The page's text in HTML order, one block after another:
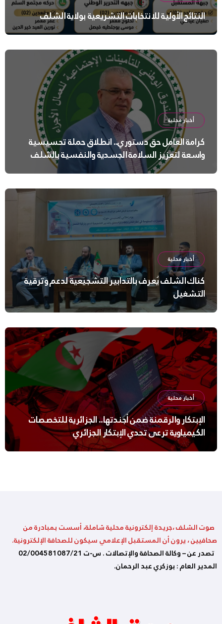
النتائج الأولية للانتخابات التشريعية بولاية الشلف
أخبار محلية
كرامة العامل حق دستوري.. انطلاق حملة تحسيسية
واسعة لتعزيز السلامة الجسدية والنفسية بالشلف
أخبار محلية
كناك الشلف يُعرف بالتدابير التشجيعية لدعم وترقية
التشغيل
أخبار محلية
الإبتكار والرقمنة ضمن أجندتها.. الجزائرية للتخصصات
الكيمياوية ترعى تحدي الإبتكار الجزائري
صوت الشلف ،جريدة إلكترونية محلية شاملة، أسست بمبادرة من
صحافيين ، يرون أن المستقبل الإعلامي سيكون للصحافة الإلكترونية.
تصدر عن – وكالة الصحافة والإتصالات . س-ت 02/004581087/21
المدير العام : بوزكري عبد الرحمان.